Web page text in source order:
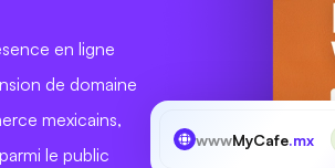
en ligne
de domaine
mexicains,
le public
wwwMyCafe.mx